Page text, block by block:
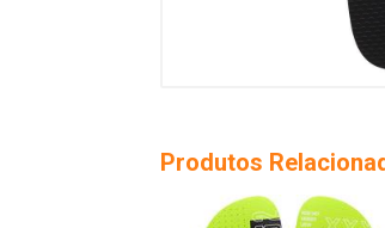
Produtos